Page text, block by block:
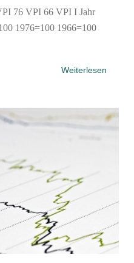
76 VPI 66 VPI I Jahr
1976=100 1966=100
Weiterlesen